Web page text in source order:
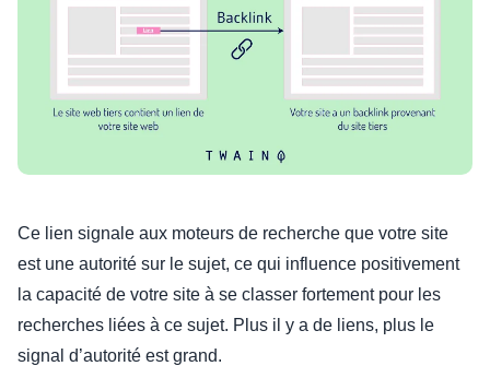
Ce lien signale aux moteurs de recherche que votre site
est une autorité sur le sujet, ce qui influence positivement
la capacité de votre site à se classer fortement pour les
recherches liées à ce sujet. Plus il y a de liens, plus le
signal d’autorité est grand.